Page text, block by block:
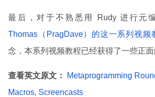
最后，对于不熟悉用 Rudy 进行元
Thomas（PragDave）的这一系列视频
念，本系列视频教程已经获得了一些正面
查看英文原文：
Metaprogramming
Macros, Screencasts